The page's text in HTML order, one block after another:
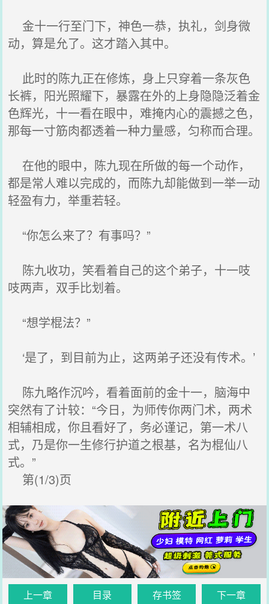
金十一行至门下，神色一恭，执礼，剑身微
动，算是允了。这才踏入其中。
此时的陈九正在修炼，身上只穿着一条灰色
长裤，阳光照耀下，暴露在外的上身隐隐泛着金
色辉光，十一看在眼中，难掩内心的震撼之色，
那每一寸筋肉都透着一种力量感，匀称而合理。
在他的眼中，陈九现在所做的每一个动作，
都是常人难以完成的，而陈九却能做到一举一动
轻盈有力，举重若轻。
“你怎么来了？有事吗？”
陈九收功，笑看着自己的这个弟子，十一吱
吱两声，双手比划着。
“想学棍法？”
‘是了，到目前为止，这两弟子还没有传术。’
陈九略作沉吟，看着面前的金十一，脑海中
突然有了计较：“今日，为师传你两门术，两术
相辅相成，你且看好了，务必谨记，第一术八
式，乃是你一生修行护道之根基，名为棍仙八
式。”
第(1/3)页
上一章 目录 存书签 下一章